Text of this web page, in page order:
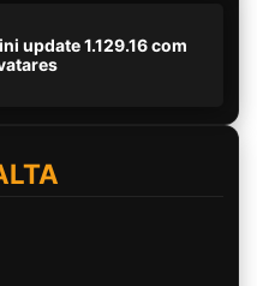
update 1.129.16 com